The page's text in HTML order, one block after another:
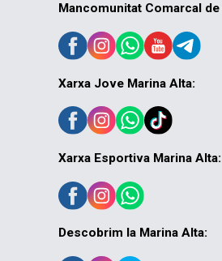
Mancomunitat Comarcal de
Xarxa Jove Marina Alta:
Xarxa Esportiva Marina Alta:
Descobrim la Marina Alta: